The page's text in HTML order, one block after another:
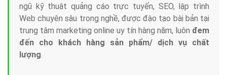
ngũ kỹ thuật quảng cáo trực tuyến, SEO, lập trình
Web chuyên sâu trong nghề, được đào tạo bài bản tại
trung tâm marketing online uy tín hàng năm, luôn đem
đến cho khách hàng sản phẩm/ dịch vụ chất
lượng.